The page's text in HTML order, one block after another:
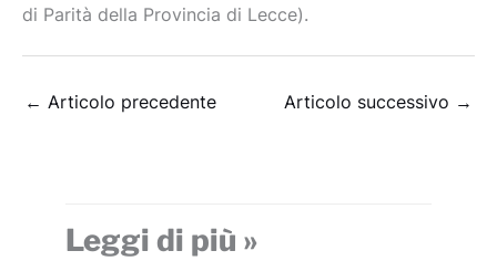
di Parità della Provincia di Lecce).
← Articolo precedente Articolo successivo →
Leggi di più »